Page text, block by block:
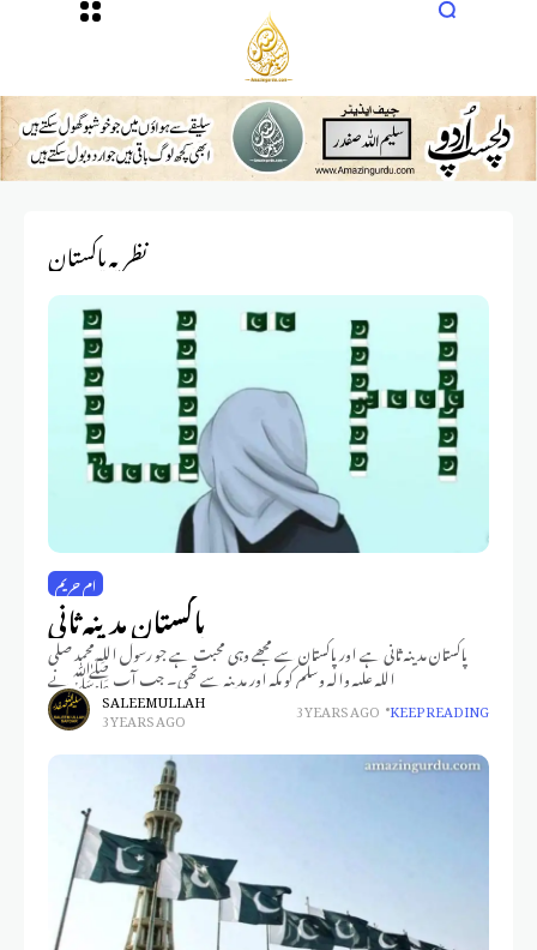
نظریہ پاکستان
ام حریم
پاکستان مدینہ ثانی
پاکستان مدینہ ثانی ہے اور پاکستان سے مجھے وہی محبت ہے جو رسول اللہ محمد صلى
الله عليه واله وسلم کو مکہ اور مدینہ سے تھی۔ جب آپ ﷺ نے
SALEEM ULLAH
3 YEARS AGO 3 YEARS AGO KEEP READING